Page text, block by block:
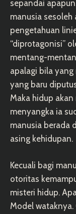
sepandai
manusia
pengetahuan
“diprotagonisi”
mentang-
apalagi bila
yang baru
Maka hidup
menyangka ia
manusia berada
asing kehidupan.
Kecuali bagi
otoritas
misteri hidup.
Model